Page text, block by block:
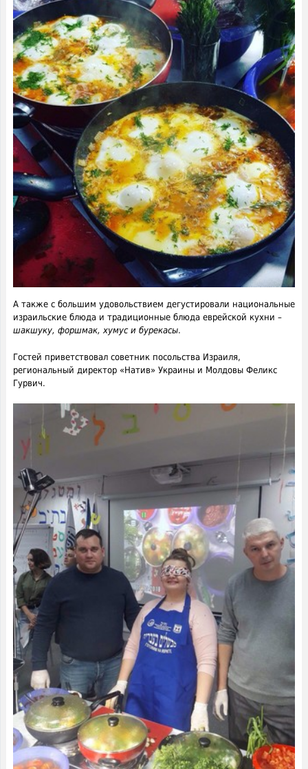
А также с большим удовольствием дегустировали национальные
израильские блюда и традиционные блюда еврейской кухни –
шакшуку, форшмак, хумус и бурекасы.
Гостей приветствовал советник посольства Израиля,
региональный директор «Натив» Украины и Молдовы Феликс
Гурвич.